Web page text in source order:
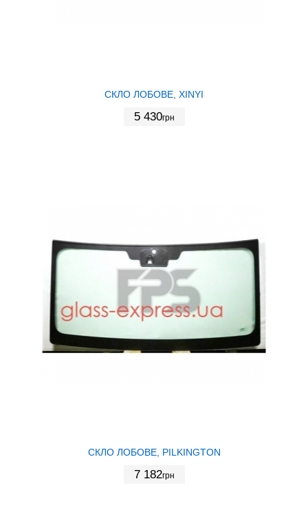
СКЛО ЛОБОВЕ, XINYI
5 430грн
СКЛО ЛОБОВЕ, PILKINGTON
7 182грн